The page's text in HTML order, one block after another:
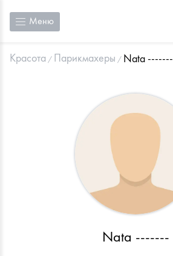
Меню
Красота Парикмахеры Nata -------
Nata -------